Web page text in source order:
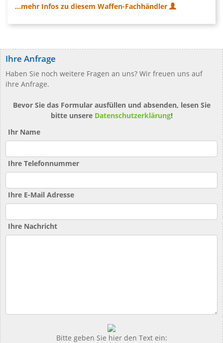
...mehr Infos zu diesem Waffen-Fachhändler
Ihre Anfrage
Haben Sie noch weitere Fragen an uns? Wir freuen uns auf
ihre Anfrage.
Bevor Sie das Formular ausfüllen und absenden, lesen Sie
bitte unsere Datenschutzerklärung!
Ihr Name
Ihre Telefonnummer
Ihre E-Mail Adresse
Ihre Nachricht
Bitte geben Sie hier den Text ein: